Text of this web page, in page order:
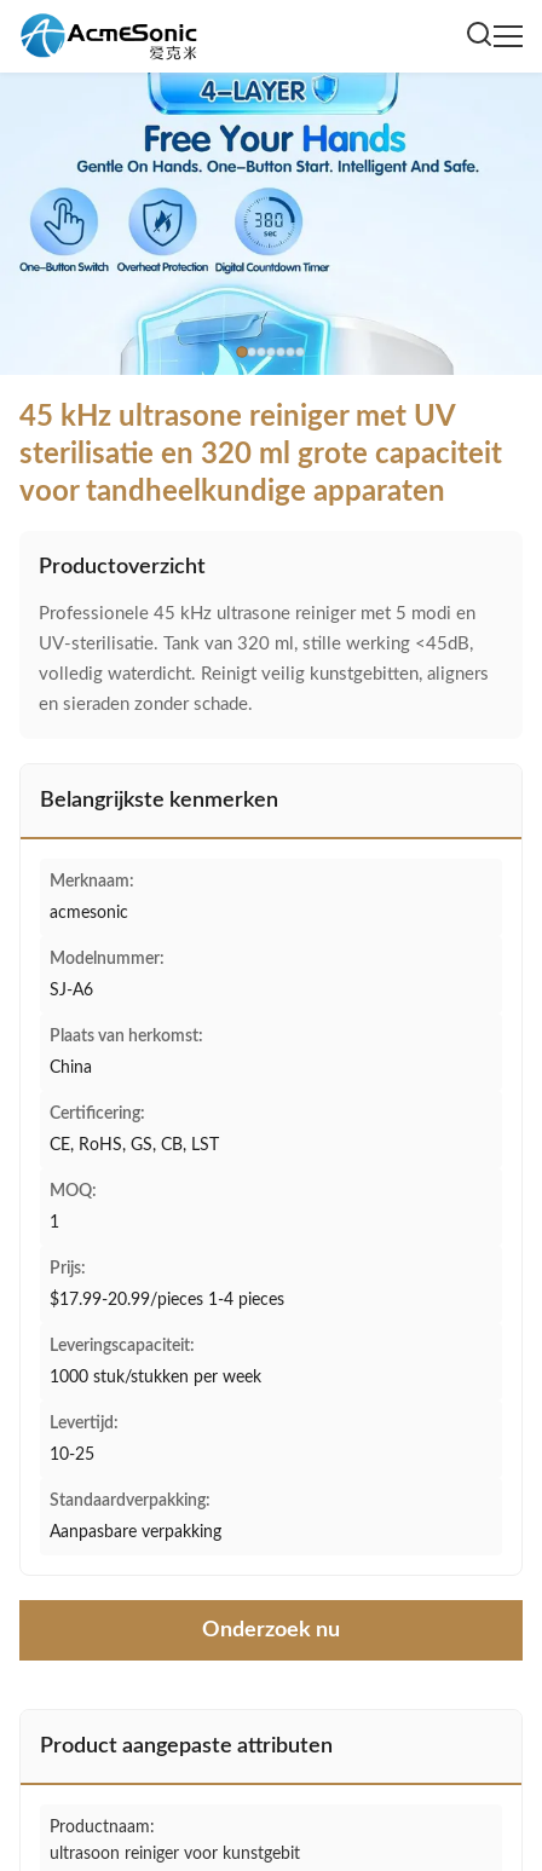
45 kHz ultrasone reiniger met UV
sterilisatie en 320 ml grote capaciteit
voor tandheelkundige apparaten
Productoverzicht
Professionele 45 kHz ultrasone reiniger met 5 modi en
UV-sterilisatie. Tank van 320 ml, stille werking <45dB,
volledig waterdicht. Reinigt veilig kunstgebitten, aligners
en sieraden zonder schade.
Belangrijkste kenmerken
Merknaam:
acmesonic
Modelnummer:
SJ-A6
Plaats van herkomst:
China
Certificering:
CE, RoHS, GS, CB, LST
MOQ:
1
Prijs:
$17.99-20.99/pieces 1-4 pieces
Leveringscapaciteit:
1000 stuk/stukken per week
Levertijd:
10-25
Standaardverpakking:
Aanpasbare verpakking
Onderzoek nu
Product aangepaste attributen
Productnaam:
ultrasoon reiniger voor kunstgebit